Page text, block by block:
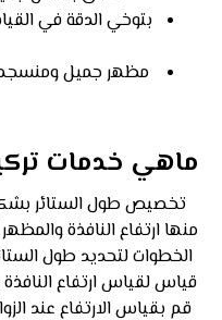
بتوخي الدقة في
مظهر جميل ومنسجم
ماهي خدمات
تخصيص طول الستائر
منها ارتفاع النافذة
الخطوات لتحديد طول
قياس لقياس ارتفاع
قم بقياس الارتفاع عند